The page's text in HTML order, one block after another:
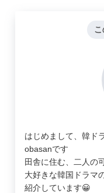
はじめまして、韓ド
obasanです
田舎に住む、二人の
大好きな韓国ドラマ
紹介しています😀